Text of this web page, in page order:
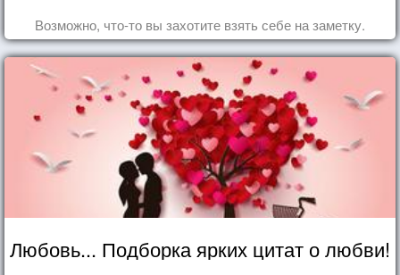
Возможно, что-то вы захотите взять себе на заметку.
Любовь... Подборка ярких цитат о любви!